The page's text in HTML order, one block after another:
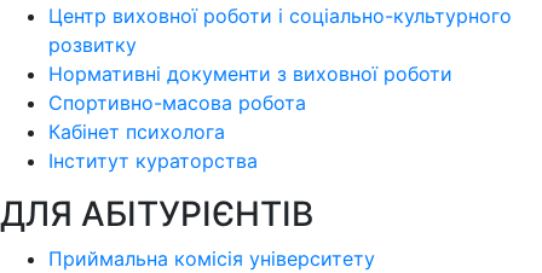
Центр виховної роботи і соціально-культурного
розвитку
Нормативні документи з виховної роботи
Спортивно-масова робота
Кабінет психолога
Інститут кураторства
ДЛЯ АБІТУРІЄНТІВ
Приймальна комісія університету